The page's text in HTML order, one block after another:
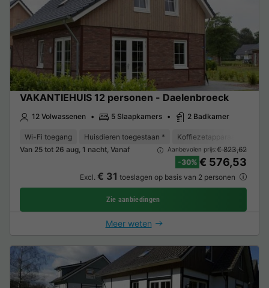
VAKANTIEHUIS 12 personen - Daelenbroeck
12 Volwassenen 5 Slaapkamers 2 Badkamer
Wi-Fi toegang Huisdieren toegestaan * Koffiezetapparaat
Van 25 tot 26 aug, 1 nacht, Vanaf
Aanbevolen prijs:€ 823,62
-30% € 576,53
Excl. € 31 toeslagen op basis van 2 personen
Zie aanbiedingen
Meer weten